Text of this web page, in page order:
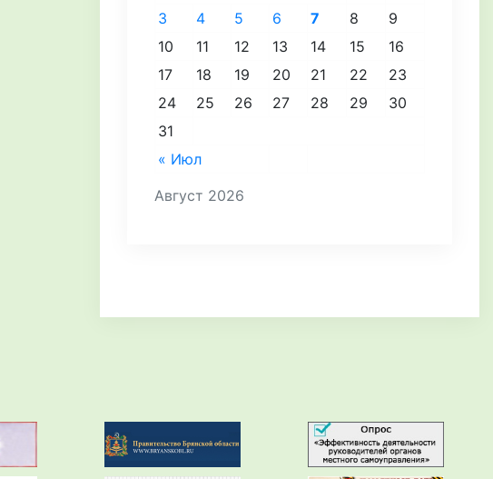
Август 2026
« Июл
3
4 5 6 7 8
9
10
11 12 13 14 15
16
17
18 19 20 21 22
23
24
25 26 27 28 29
30
31